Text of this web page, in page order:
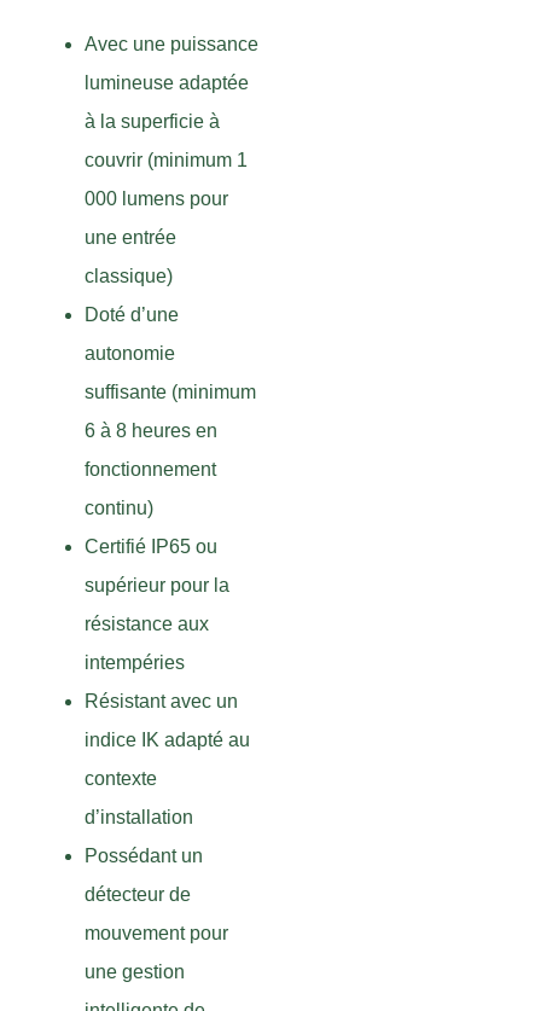
Avec une puissance
lumineuse adaptée
à la superficie à
couvrir (minimum 1
000 lumens pour
une entrée
classique)
Doté d’une
autonomie
suffisante (minimum
6 à 8 heures en
fonctionnement
continu)
Certifié IP65 ou
supérieur pour la
résistance aux
intempéries
Résistant avec un
indice IK adapté au
contexte
d’installation
Possédant un
détecteur de
mouvement pour
une gestion